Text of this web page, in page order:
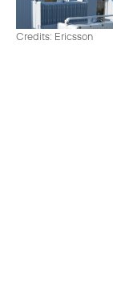
Credits: Ericsson